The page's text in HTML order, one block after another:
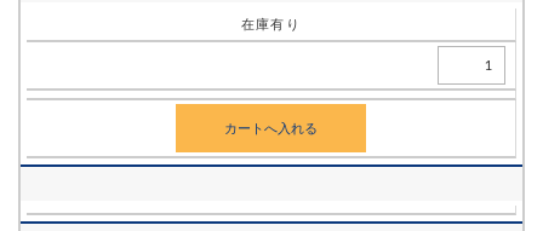
ル
売
格
在庫有り